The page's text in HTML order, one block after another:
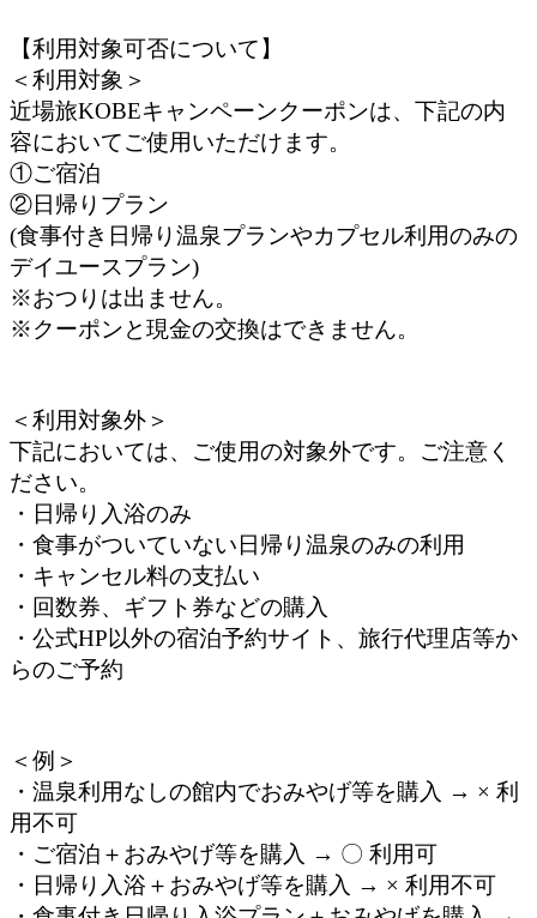
【利用対象可否について】
＜利用対象＞
近場旅KOBEキャンペーンクーポンは、下記の内
容においてご使用いただけます。
①ご宿泊
②日帰りプラン
(食事付き日帰り温泉プランやカプセル利用のみの
デイユースプラン)
※おつりは出ません。
※クーポンと現金の交換はできません。
＜利用対象外＞
下記においては、ご使用の対象外です。ご注意く
ださい。
・日帰り入浴のみ
・食事がついていない日帰り温泉のみの利用
・キャンセル料の支払い
・回数券、ギフト券などの購入
・公式HP以外の宿泊予約サイト、旅行代理店等か
らのご予約
＜例＞
・温泉利用なしの館内でおみやげ等を購入 → × 利
用不可
・ご宿泊＋おみやげ等を購入 → 〇 利用可
・日帰り入浴＋おみやげ等を購入 → × 利用不可